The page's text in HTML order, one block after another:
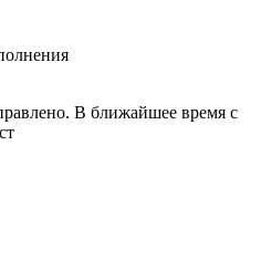
В ближайшее время с